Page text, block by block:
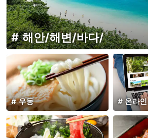
해안/해변/바다/
우동 온라